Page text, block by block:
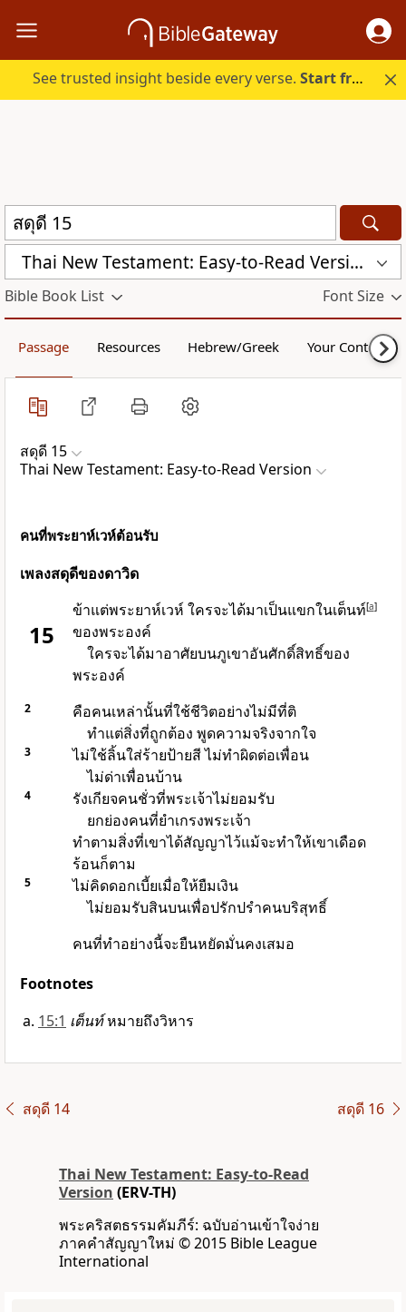
See trusted insight beside every verse.Start free.
Thai New Testament: Easy-to-Read Version (ERV-TH)
Bible Book List Font Size
Passage Resources Hebrew/Greek Your Content
สดุดี 15
Thai New Testament: Easy-to-Read Version
คนที่พระยาห์เวห์ต้อนรับ
เพลงสดุดีของดาวิด
15
ข้าแต่พระยาห์เวห์ ใครจะได้มาเป็นแขกในเต็นท์[a]
ของพระองค์
ใครจะได้มาอาศัยบนภูเขาอันศักดิ์สิทธิ์ของ
พระองค์
2
คือคนเหล่านั้นที่ใช้ชีวิตอย่างไม่มีที่ติ
ทำแต่สิ่งที่ถูกต้อง พูดความจริงจากใจ
3
ไม่ใช้ลิ้นใส่ร้ายป้ายสี ไม่ทำผิดต่อเพื่อน
ไม่ด่าเพื่อนบ้าน
4
รังเกียจคนชั่วที่พระเจ้าไม่ยอมรับ
ยกย่องคนที่ยำเกรงพระเจ้า
ทำตามสิ่งที่เขาได้สัญญาไว้แม้จะทำให้เขาเดือด
ร้อนก็ตาม
5
ไม่คิดดอกเบี้ยเมื่อให้ยืมเงิน
ไม่ยอมรับสินบนเพื่อปรักปรำคนบริสุทธิ์
คนที่ทำอย่างนี้จะยืนหยัดมั่นคงเสมอ
Footnotes
15:1 เต็นท์หมายถึงวิหาร
สดุดี 14 สดุดี 16
Thai New Testament: Easy-to-Read
Version (ERV-TH)
พระคริสตธรรมคัมภีร์: ฉบับอ่านเข้าใจง่าย
ภาคคำสัญญาใหม่ © 2015 Bible League
International